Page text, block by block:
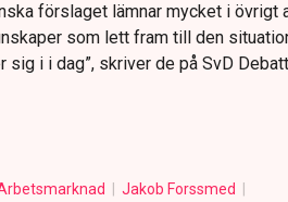
förslaget lämnar mycket i övrigt
som lett fram till den
i i dag”, skriver de på SvD
Jakob Forssmed